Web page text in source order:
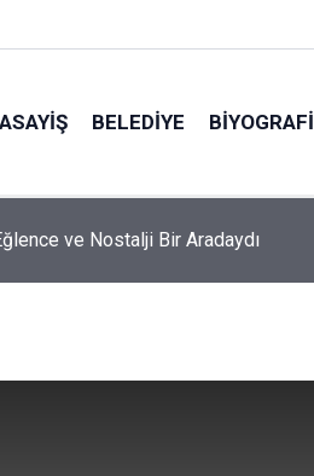
ASAYIŞ BELEDIYE BIYOGRAFI
ve Nostalji Bir Aradaydı